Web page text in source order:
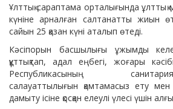
Ұлттық сараптама орталығында
күніне арналған салтанатты жиын
сайын 25 қазан күні аталып өтеді.
Кәсіпорын басшылығы ұжымды
құттықтап, адал еңбегі, жоғары
Республикасының
салауаттылығын қамтамасыз ету мен
дамыту ісіне қосқан елеулі үлесі үшін